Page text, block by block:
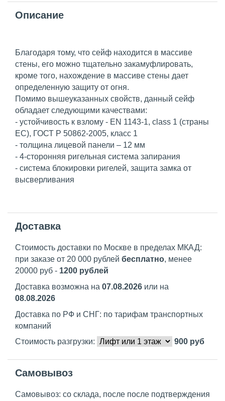
Описание
Благодаря тому, что сейф находится в массиве
стены, его можно тщательно закамуфлировать,
кроме того, нахождение в массиве стены дает
определенную защиту от огня.
Помимо вышеуказанных свойств, данный сейф
обладает следующими качествами:
- устойчивость к взлому - EN 1143-1, class 1 (страны
ЕС), ГОСТ Р 50862-2005, класс 1
- толщина лицевой панели – 12 мм
- 4-сторонняя ригельная система запирания
- система блокировки ригелей, защита замка от
высверливания
Доставка
Стоимость доставки по Москве в пределах МКАД:
при заказе от 20 000 рублей бесплатно, менее
20000 руб - 1200 рублей
Доставка возможна на 07.08.2026 или на
08.08.2026
Доставка по РФ и СНГ: по тарифам транспортных
компаний
Стоимость разгрузки:
900 руб
Самовывоз
Самовывоз: со склада, после после подтверждения